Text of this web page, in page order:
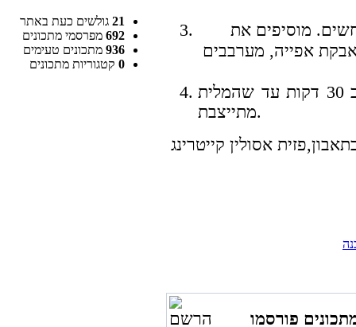
21 גולשים כעת באתר
692 מפרסמי מתכונים
936 מתכונים טעימים
0 קטגוריות מתכונים
מוסיפים את
אפייה, מערבבים
יוצקים את המלית על הבצק ואופים כ 30 דקות עד שהמלית
מתייצבת.
פורסמו